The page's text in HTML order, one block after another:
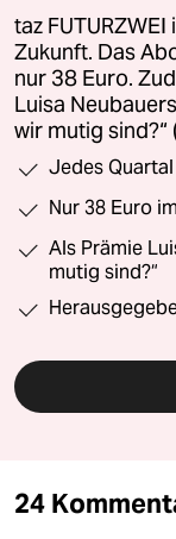
taz
Zukunft. Das
nur 38 Euro.
Luisa
wir mutig
Jedes
Nur 38 Euro
Als Prämie
mutig sind?“
24